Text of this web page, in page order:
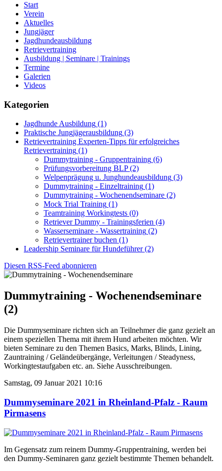
Start
Verein
Aktuelles
Jungjäger
Jagdhundeausbildung
Retrievertraining
Ausbildung | Seminare | Trainings
Termine
Galerien
Videos
Kategorien
Jagdhunde Ausbildung (1)
Praktische Jungjägerausbildung (3)
Retrievertraining Experten-Tipps für erfolgreiches
Retrievertraining (1)
Dummytraining - Gruppentraining (6)
Prüfungsvorbereitung BLP(2)
Welpenprägung u. Junghundeausbildung (3)
Dummytraining - Einzeltraining (1)
Dummytraining - Wochenendseminare (2)
Mock Trial Training (1)
Teamtraining Workingtests (0)
Retriever Dummy - Trainingsferien (4)
Wasserseminare - Wassertraining (2)
Retrievertrainer buchen (1)
Leadership Seminare für Hundeführer(2)
Diesen RSS-Feed abonnieren
Dummytraining - Wochenendseminare
(2)
Die Dummyseminare richten sich an Teilnehmer die ganz gezielt an
einem speziellen Thema mit ihrem Hund arbeiten möchten. Wir
bieten Seminare zu den Themen Basics, Marks, Blinds, Lining,
Zauntraining / Geländeübergänge, Verleitungen / Steadyness,
Workingtestaufgaben etc. an. Siehe Ausschreibungen.
Samstag, 09 Januar 2021 10:16
Dummyseminare 2021 in Rheinland-Pfalz - Raum
Pirmasens
Im Gegensatz zum reinem Dummy-Gruppentraining, werden bei
den Dummy-Seminaren ganz gezielt bestimmte Themen behandelt.